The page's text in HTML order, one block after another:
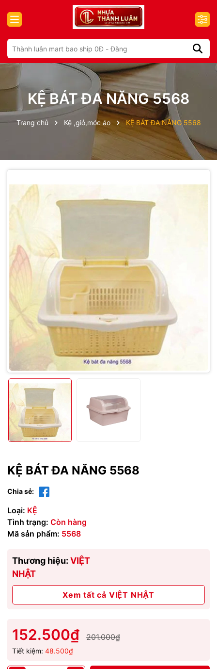
KỆ BÁT ĐA NĂNG 5568
Trang chủ Kệ ,giỏ,móc áo KỆ BÁT ĐA NĂNG 5568
KỆ BÁT ĐA NĂNG 5568
Chia sẻ:
Loại: KỆ
Tình trạng: Còn hàng
Mã sản phẩm: 5568
Thương hiệu: VIỆT
NHẬT
Xem tất cả VIỆT NHẬT
152.500₫ 201.000₫
Tiết kiệm: 48.500₫